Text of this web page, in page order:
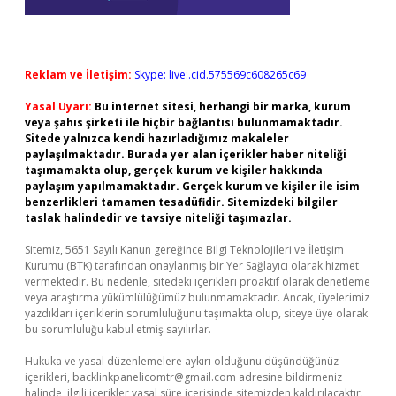
Reklam ve İletişim: Skype: live:.cid.575569c608265c69
Yasal Uyarı: Bu internet sitesi, herhangi bir marka, kurum
veya şahıs şirketi ile hiçbir bağlantısı bulunmamaktadır.
Sitede yalnızca kendi hazırladığımız makaleler
paylaşılmaktadır. Burada yer alan içerikler haber niteliği
taşımamakta olup, gerçek kurum ve kişiler hakkında
paylaşım yapılmamaktadır. Gerçek kurum ve kişiler ile isim
benzerlikleri tamamen tesadüfidir. Sitemizdeki bilgiler
taslak halindedir ve tavsiye niteliği taşımazlar.
Sitemiz, 5651 Sayılı Kanun gereğince Bilgi Teknolojileri ve İletişim
Kurumu (BTK) tarafından onaylanmış bir Yer Sağlayıcı olarak hizmet
vermektedir. Bu nedenle, sitedeki içerikleri proaktif olarak denetleme
veya araştırma yükümlülüğümüz bulunmamaktadır. Ancak, üyelerimiz
yazdıkları içeriklerin sorumluluğunu taşımakta olup, siteye üye olarak
bu sorumluluğu kabul etmiş sayılırlar.
Hukuka ve yasal düzenlemelere aykırı olduğunu düşündüğünüz
içerikleri, backlinkpanelicomtr@gmail.com adresine bildirmeniz
halinde, ilgili içerikler yasal süre içerisinde sitemizden kaldırılacaktır.